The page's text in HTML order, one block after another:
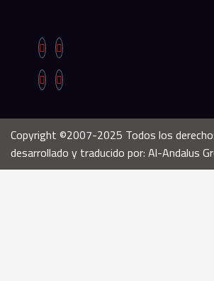
Copyright ©2007-2025 Todos los
desarrollado y traducido por: Al-Andalus